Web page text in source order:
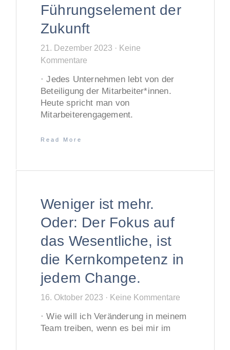
Führungselement der
Zukunft
21. Dezember 2023
Keine
Kommentare
· Jedes Unternehmen lebt von der
Beteiligung der Mitarbeiter*innen.
Heute spricht man von
Mitarbeiterengagement.
Read More
Weniger ist mehr.
Oder: Der Fokus auf
das Wesentliche, ist
die Kernkompetenz in
jedem Change.
16. Oktober 2023 Keine Kommentare
· Wie will ich Veränderung in meinem
Team treiben, wenn es bei mir im